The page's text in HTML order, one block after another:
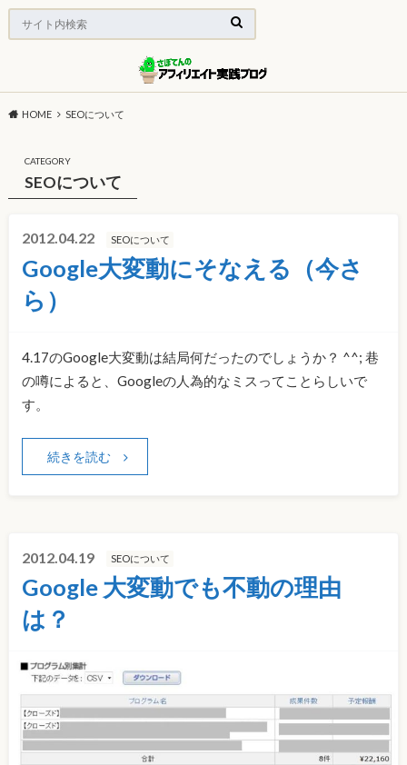
HOME SEOについて
CATEGORY
SEOについて
2012.04.22 SEOについて
Google大変動にそなえる（今さ
ら）
4.17のGoogle大変動は結局何だったのでしょうか？ ^^; 巷
の噂によると、Googleの人為的なミスってことらしいで
す。
続きを読む
2012.04.19 SEOについて
Google 大変動でも不動の理由
は？